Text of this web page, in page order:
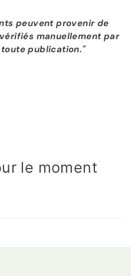
peuvent provenir de
manuellement par
publication."
le moment